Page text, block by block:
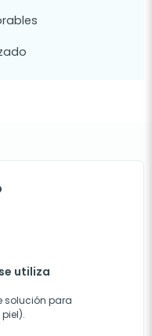
utiliza
solución para